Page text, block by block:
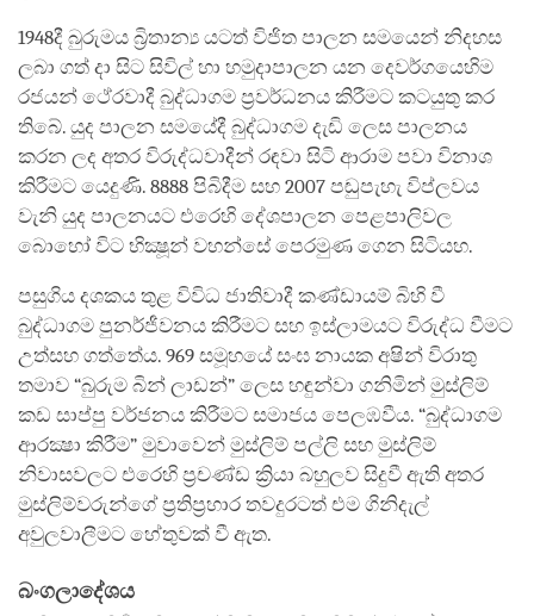
1948දී බුරුමය බ්‍රිතාන්‍ය යටත් විජිත පාලන සමයෙන් නිදහස
ලබා ගත් දා සිට සිවිල් හා හමුදාපාලන යන දෙවර්ගයෙහිම
රජයන් ථේරවාදී බුද්ධාගම ප්‍රවර්ධනය කිරීමට කටයුතු කර
තිබේ. යුද පාලන සමයේදී බුද්ධාගම දැඩි ලෙස පාලනය
කරන ලද අතර විරුද්ධවාදීන් රඳවා සිටි ආරාම පවා විනාශ
කිරීමට යෙදුණි. 8888 පිබිදීම සහ 2007 පඬුපැහැ විප්ලවය
වැනි යුද පාලනයට එරෙහි දේශපාලන පෙළපාලිවල
බොහෝ විට භික්‍ෂූන් වහන්සේ පෙරමුණ ගෙන සිටියහ.
පසුගිය දශකය තුළ විවිධ ජාතිවාදී කණ්ඩායම් බිහි වී
බුද්ධාගම පුනර්ජීවනය කිරීමට සහ ඉස්ලාමයට විරුද්ධ වීමට
උත්සහ ගත්තේය. 969 සමූහයේ සංඝ නායක අෂින් විරාතු
තමාව “බුරුම බින් ලාඩන්” ලෙස හඳුන්වා ගනිමින් මුස්ලිම්
කඩ සාප්පු වර්ජනය කිරීමට සමාජය පෙලඹවීය. “බුද්ධාගම
ආරක්‍ෂා කිරීම” මුවාවෙන් මුස්ලිම් පල්ලි සහ මුස්ලිම්
නිවාසවලට එරෙහි ප්‍රචණ්ඩ ක්‍රියා බහුලව සිදුවී ඇති අතර
මුස්ලිම්වරුන්ගේ ප්‍රතිප්‍රහාර තවදුරටත් එම ගිනිදැල්
අවුලවාලීමට හේතුවක් වී ඇත.
බංගලාදේශය